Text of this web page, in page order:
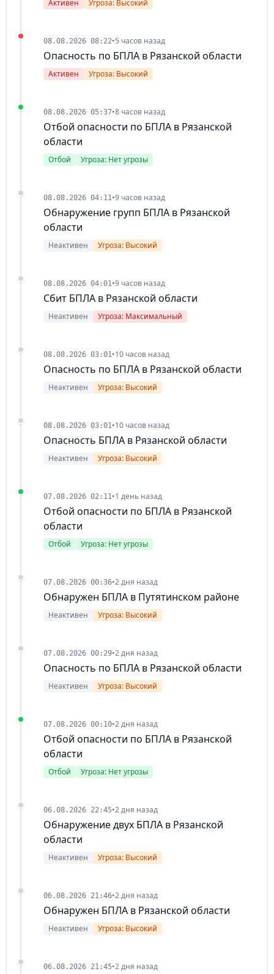
Активен Угроза: Высокий
08.08.2026 08:22•5 часов назад
Опасность по БПЛА в Рязанской области
Активен Угроза: Высокий
08.08.2026 05:37•8 часов назад
Отбой опасности по БПЛА в Рязанской
области
Отбой Угроза: Нет угрозы
08.08.2026 04:11•9 часов назад
Обнаружение групп БПЛА в Рязанской
области
Неактивен Угроза: Высокий
08.08.2026 04:01•9 часов назад
Сбит БПЛА в Рязанской области
Неактивен Угроза: Максимальный
08.08.2026 03:01•10 часов назад
Опасность по БПЛА в Рязанской области
Неактивен Угроза: Высокий
08.08.2026 03:01•10 часов назад
Опасность БПЛА в Рязанской области
Неактивен Угроза: Высокий
07.08.2026 02:11•1 день назад
Отбой опасности по БПЛА в Рязанской
области
Отбой Угроза: Нет угрозы
07.08.2026 00:36•2 дня назад
Обнаружен БПЛА в Путятинском районе
Неактивен Угроза: Высокий
07.08.2026 00:29•2 дня назад
Опасность по БПЛА в Рязанской области
Неактивен Угроза: Высокий
07.08.2026 00:10•2 дня назад
Отбой опасности по БПЛА в Рязанской
области
Отбой Угроза: Нет угрозы
06.08.2026 22:45•2 дня назад
Обнаружение двух БПЛА в Рязанской
области
Неактивен Угроза: Высокий
06.08.2026 21:46•2 дня назад
Обнаружен БПЛА в Рязанской области
Неактивен Угроза: Высокий
06.08.2026 21:45•2 дня назад